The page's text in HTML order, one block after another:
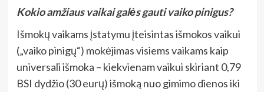
Kokio amžiaus vaikai galės gauti vaiko pinigus?
Išmokų vaikams įstatymu įteisintas išmokos vaikui
(„vaiko pinigų“) mokėjimas visiems vaikams kaip
universali išmoka – kiekvienam vaikui skiriant 0,79
BSI dydžio (30 eurų) išmoką nuo gimimo dienos iki